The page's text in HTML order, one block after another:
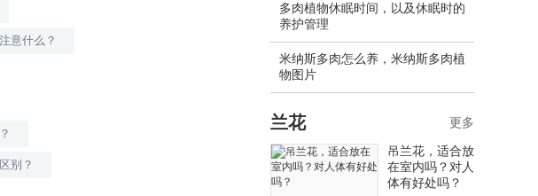
意什么？
别？
多肉植物休眠时间，以及休眠时的
养护管理
米纳斯多肉怎么养，米纳斯多肉植
物图片
兰花
吊兰花，适合放
在室内吗？对人
体有好处吗？
更多